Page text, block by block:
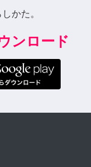
かた。
ンロード